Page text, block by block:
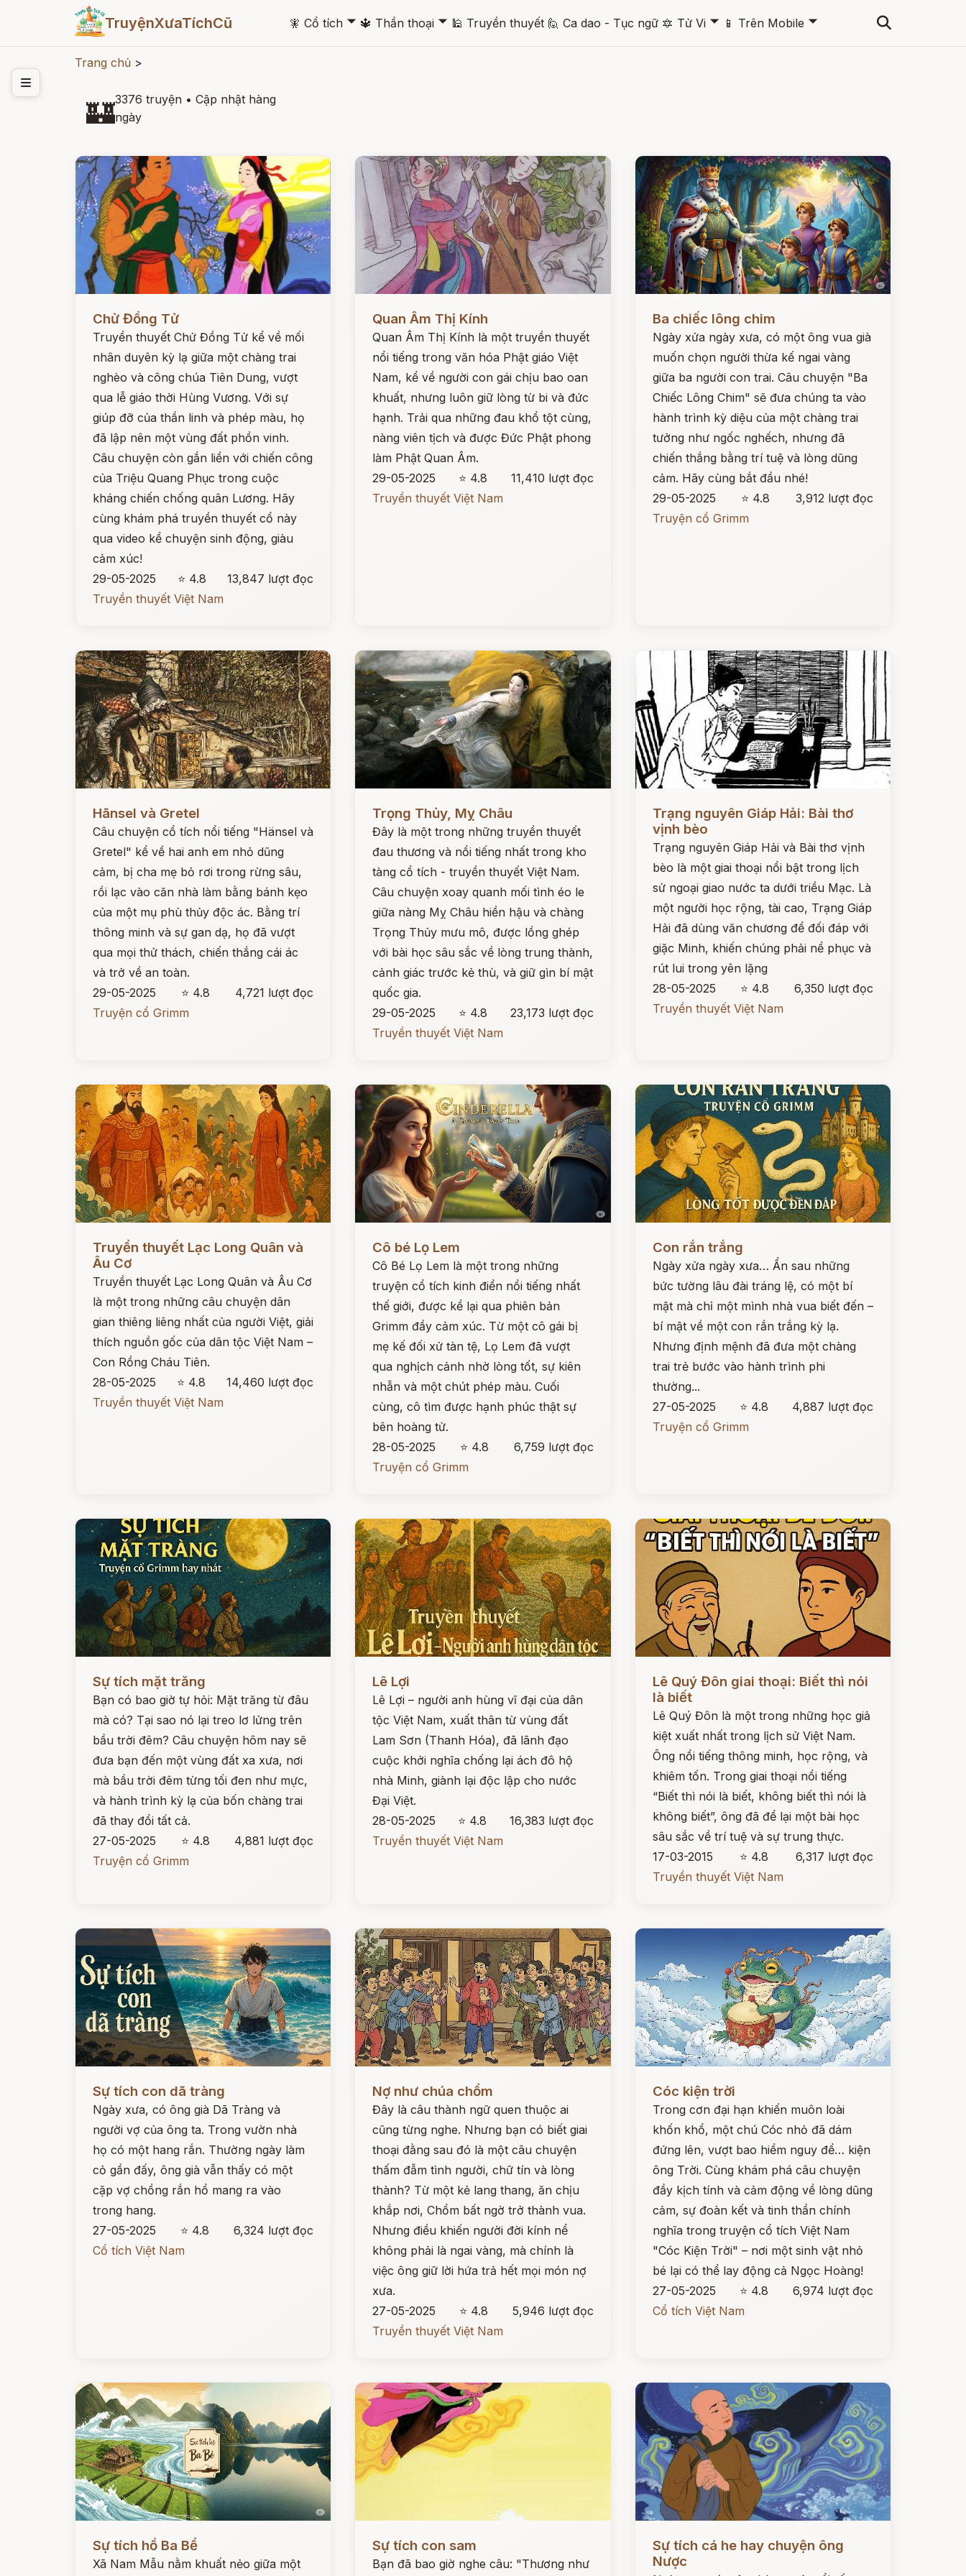
TruyệnXưaTíchCũ 🧚 Cổ tích 🞃 🔱 Thần thoại 🞃 🕌 Truyền thuyết 🙋 Ca dao - Tục ngữ 🔯 Tử Vi 🞃 📱 Trên Mobile 🞃
Trang chủ >
🏰3376 truyện • Cập nhật hàng
ngày
Chử Đồng Tử
Truyền thuyết Chử Đồng Tử kể về mối
nhân duyên kỳ lạ giữa một chàng trai
nghèo và công chúa Tiên Dung, vượt
qua lễ giáo thời Hùng Vương. Với sự
giúp đỡ của thần linh và phép màu, họ
đã lập nên một vùng đất phồn vinh.
Câu chuyện còn gắn liền với chiến công
của Triệu Quang Phục trong cuộc
kháng chiến chống quân Lương. Hãy
cùng khám phá truyền thuyết cổ này
qua video kể chuyện sinh động, giàu
cảm xúc!
29-05-2025
⭐ 4.8
13,847 lượt đọc
Truyền thuyết Việt Nam
Quan Âm Thị Kính
Quan Âm Thị Kính là một truyền thuyết
nổi tiếng trong văn hóa Phật giáo Việt
Nam, kể về người con gái chịu bao oan
khuất, nhưng luôn giữ lòng từ bi và đức
hạnh. Trải qua những đau khổ tột cùng,
nàng viên tịch và được Đức Phật phong
làm Phật Quan Âm.
29-05-2025
⭐ 4.8
11,410 lượt đọc
Truyền thuyết Việt Nam
Ba chiếc lông chim
Ngày xửa ngày xưa, có một ông vua già
muốn chọn người thừa kế ngai vàng
giữa ba người con trai. Câu chuyện "Ba
Chiếc Lông Chim" sẽ đưa chúng ta vào
hành trình kỳ diệu của một chàng trai
tưởng như ngốc nghếch, nhưng đã
chiến thắng bằng trí tuệ và lòng dũng
cảm. Hãy cùng bắt đầu nhé!
29-05-2025
⭐ 4.8
3,912 lượt đọc
Truyện cổ Grimm
Hãnsel và Gretel
Câu chuyện cổ tích nổi tiếng "Hänsel và
Gretel" kể về hai anh em nhỏ dũng
cảm, bị cha mẹ bỏ rơi trong rừng sâu,
rồi lạc vào căn nhà làm bằng bánh kẹo
của một mụ phù thủy độc ác. Bằng trí
thông minh và sự gan dạ, họ đã vượt
qua mọi thử thách, chiến thắng cái ác
và trở về an toàn.
29-05-2025
⭐ 4.8
4,721 lượt đọc
Truyện cổ Grimm
Trọng Thủy, Mỵ Châu
Đây là một trong những truyền thuyết
đau thương và nổi tiếng nhất trong kho
tàng cổ tích - truyền thuyết Việt Nam.
Câu chuyện xoay quanh mối tình éo le
giữa nàng Mỵ Châu hiền hậu và chàng
Trọng Thủy mưu mô, được lồng ghép
với bài học sâu sắc về lòng trung thành,
cảnh giác trước kẻ thù, và giữ gìn bí mật
quốc gia.
29-05-2025
⭐ 4.8
23,173 lượt đọc
Truyền thuyết Việt Nam
Trạng nguyên Giáp Hải: Bài thơ
vịnh bèo
Trạng nguyên Giáp Hải và Bài thơ vịnh
bèo là một giai thoại nổi bật trong lịch
sử ngoại giao nước ta dưới triều Mạc. Là
một người học rộng, tài cao, Trạng Giáp
Hải đã dùng văn chương để đối đáp với
giặc Minh, khiến chúng phải nể phục và
rút lui trong yên lặng
28-05-2025
⭐ 4.8
6,350 lượt đọc
Truyền thuyết Việt Nam
Đọc ngay
Truyền thuyết Lạc Long Quân và
Âu Cơ
Truyền thuyết Lạc Long Quân và Âu Cơ
là một trong những câu chuyện dân
gian thiêng liêng nhất của người Việt, giải
thích nguồn gốc của dân tộc Việt Nam –
Con Rồng Cháu Tiên.
28-05-2025
⭐ 4.8
14,460 lượt đọc
Truyền thuyết Việt Nam
Cô bé Lọ Lem
Cô Bé Lọ Lem là một trong những
truyện cổ tích kinh điển nổi tiếng nhất
thế giới, được kể lại qua phiên bản
Grimm đầy cảm xúc. Từ một cô gái bị
mẹ kế đối xử tàn tệ, Lọ Lem đã vượt
qua nghịch cảnh nhờ lòng tốt, sự kiên
nhẫn và một chút phép màu. Cuối
cùng, cô tìm được hạnh phúc thật sự
bên hoàng tử.
28-05-2025
⭐ 4.8
6,759 lượt đọc
Truyện cổ Grimm
Con rắn trắng
Ngày xửa ngày xưa… Ẩn sau những
bức tường lâu đài tráng lệ, có một bí
mật mà chỉ một mình nhà vua biết đến –
bí mật về một con rắn trắng kỳ lạ.
Nhưng định mệnh đã đưa một chàng
trai trẻ bước vào hành trình phi
thường...
27-05-2025
⭐ 4.8
4,887 lượt đọc
Truyện cổ Grimm
Sự tích mặt trăng
Bạn có bao giờ tự hỏi: Mặt trăng từ đâu
mà có? Tại sao nó lại treo lơ lửng trên
bầu trời đêm? Câu chuyện hôm nay sẽ
đưa bạn đến một vùng đất xa xưa, nơi
mà bầu trời đêm từng tối đen như mực,
và hành trình kỳ lạ của bốn chàng trai
đã thay đổi tất cả.
27-05-2025
⭐ 4.8
4,881 lượt đọc
Truyện cổ Grimm
Lê Lợi
Lê Lợi – người anh hùng vĩ đại của dân
tộc Việt Nam, xuất thân từ vùng đất
Lam Sơn (Thanh Hóa), đã lãnh đạo
cuộc khởi nghĩa chống lại ách đô hộ
nhà Minh, giành lại độc lập cho nước
Đại Việt.
28-05-2025
⭐ 4.8
16,383 lượt đọc
Truyền thuyết Việt Nam
Lê Quý Đôn giai thoại: Biết thì nói
là biết
Lê Quý Đôn là một trong những học giả
kiệt xuất nhất trong lịch sử Việt Nam.
Ông nổi tiếng thông minh, học rộng, và
khiêm tốn. Trong giai thoại nổi tiếng
“Biết thì nói là biết, không biết thì nói là
không biết”, ông đã để lại một bài học
sâu sắc về trí tuệ và sự trung thực.
17-03-2015
⭐ 4.8
6,317 lượt đọc
Truyền thuyết Việt Nam
Sự tích con dã tràng
Ngày xưa, có ông già Dã Tràng và
người vợ của ông ta. Trong vườn nhà
họ có một hang rắn. Thường ngày làm
cỏ gần đấy, ông già vẫn thấy có một
cặp vợ chồng rắn hổ mang ra vào
trong hang.
27-05-2025
⭐ 4.8
6,324 lượt đọc
Cổ tích Việt Nam
Nợ như chúa chổm
Đây là câu thành ngữ quen thuộc ai
cũng từng nghe. Nhưng bạn có biết giai
thoại đằng sau đó là một câu chuyện
thấm đẫm tình người, chữ tín và lòng
thành? Từ một kẻ lang thang, ăn chịu
khắp nơi, Chổm bất ngờ trở thành vua.
Nhưng điều khiến người đời kính nể
không phải là ngai vàng, mà chính là
việc ông giữ lời hứa trả hết mọi món nợ
xưa.
27-05-2025
⭐ 4.8
5,946 lượt đọc
Truyền thuyết Việt Nam
Cóc kiện trời
Trong cơn đại hạn khiến muôn loài
khốn khổ, một chú Cóc nhỏ đã dám
đứng lên, vượt bao hiểm nguy để… kiện
ông Trời. Cùng khám phá câu chuyện
đầy kịch tính và cảm động về lòng dũng
cảm, sự đoàn kết và tinh thần chính
nghĩa trong truyện cổ tích Việt Nam
"Cóc Kiện Trời" – nơi một sinh vật nhỏ
bé lại có thể lay động cả Ngọc Hoàng!
27-05-2025
⭐ 4.8
6,974 lượt đọc
Cổ tích Việt Nam
Sự tích hồ Ba Bể
Xã Nam Mẫu nằm khuất nẻo giữa một
Sự tích con sam
Bạn đã bao giờ nghe câu: "Thương như
Sự tích cá he hay chuyện ông
Nược